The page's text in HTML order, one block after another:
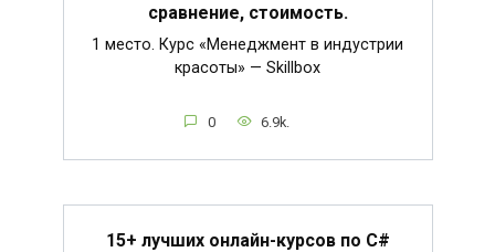
сравнение, стоимость.
1 место. Курс «Менеджмент в индустрии
красоты» — Skillbox
0 6.9k.
15+ лучших онлайн-курсов по C#